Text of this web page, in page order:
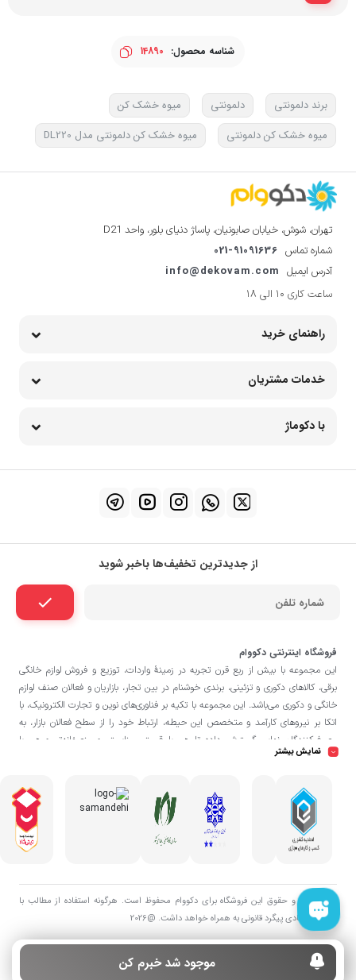
موجود شد خبرم کن
شناسه محصول: 14890
برند دلمونتی دلمونتی
میوه خشک کن
میوه خشک کن دلمونتی
میوه خشک کن دلمونتی مدل DL220
تهران، شوش، خیابان صابونیان، پاساژ دنیای بلور، واحد D21
شماره تماس 021-91091636
آدرس ایمیل info@dekovam.com
ساعت کاری 10 الی 18
راهنمای خرید
خدمات مشتریان
با دکوماژ
از جدیدترین تخفیف‌ها باخبر شوید
فروشگاه اینترنتی دکووام
این مجموعه با بيش از ربع قرن تجربه در زمينۀ واردات، توزيع و فروش لوازم خانگی
برقی، کالاهای دکوری و تزئینی، برندی خوشنام در بين تجار، بازاريان و فعالان صنف لوازم
خانگی و دکوری می‌باشد. این مجموعه با تكيه بر فناوری‌های نوين و تجارت الكترونيک، با
اتکا بر نيروهای كارآمد و متخصص اين حيطه، ارتباط خود را از سطح فعالان بازار، به
مصرف‌كنندگان نهايی گسترش داده تا هم با قيمتی مناسبتر و منصفانه‌تر و هم با
خدماتی گسترده‌تر و كيفی‌تر در خدمت هموطنان عزیز در اقصی نقاط ميهنمان باشد.
حضوری کالا از انبار تنها در صورت ثبت سفارش قبلی از طریق سایت و انتخاب زمان،
امکان پذیر می‌باشد.
نمایش بیشتر
تمامی حق و حقوق اين فروشگاه برای دکووام محفوظ است. هرگونه استفاده از مطالب با
هدف اقتصادی پیگرد قانونی به همراه خواهد داشت. @2026